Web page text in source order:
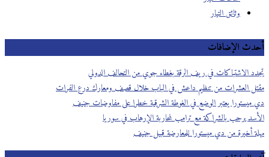
وثائق التيار
أحدث الإضافات
تجدد الاشتباكات في ريف الرقة بغطاء جوي من التحالف الدولي
مقتل العشرات من تنظيم داعش في الباب خلال قصف ومعارك درع الفرات
دي ميستورا يعتبر الوضع في الغوطة الشرقية خطرا على مفاوضات جنيف
الأسد يرحب بالشراكة مع ترامب لمحاربة الإرهاب في سوريا
مهلة أخيرة من دي ميستورا للمعارضة قبيل جنيف